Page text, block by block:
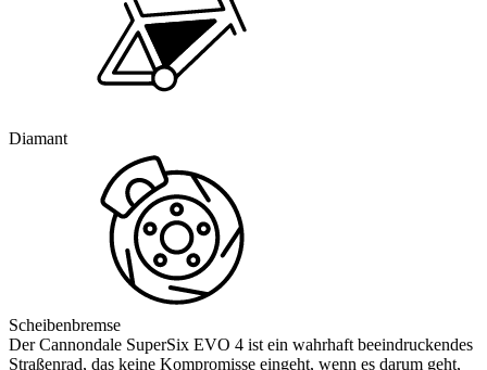
Diamant
Scheibenbremse
Der Cannondale SuperSix EVO 4 ist ein wahrhaft beeindruckendes
Straßenrad, das keine Kompromisse eingeht, wenn es darum geht,